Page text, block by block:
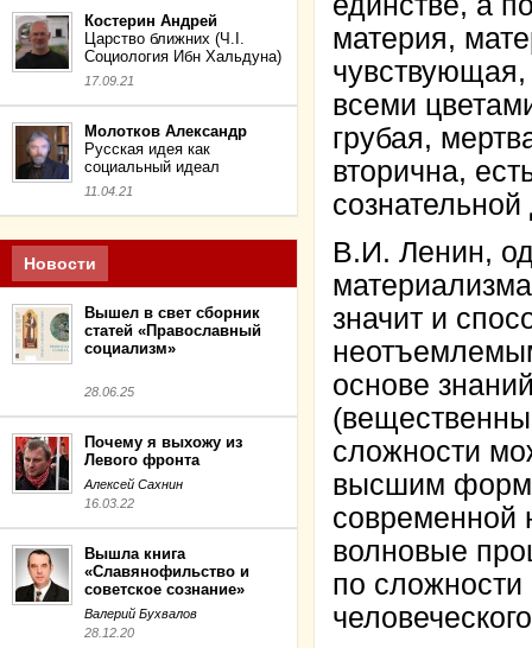
Костерин Андрей
Царство ближних (Ч.I.
Социология Ибн Хальдуна)
17.09.21
Молотков Александр
Русская идея как
социальный идеал
11.04.21
Новости
Вышел в свет сборник
статей «Православный
социализм»
28.06.25
Почему я выхожу из
Левого фронта
Алексей Сахнин
16.03.22
Вышла книга
«Славянофильство и
советское сознание»
Валерий Бухвалов
28.12.20
материя,
всеми
грубая,
вторична,
В.И. Ленин,
значит и
основе
сложности
высшим
современной
волновые
по сложности